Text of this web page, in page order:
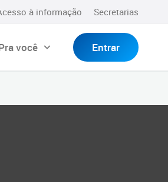
à informação Secretarias
você Entrar